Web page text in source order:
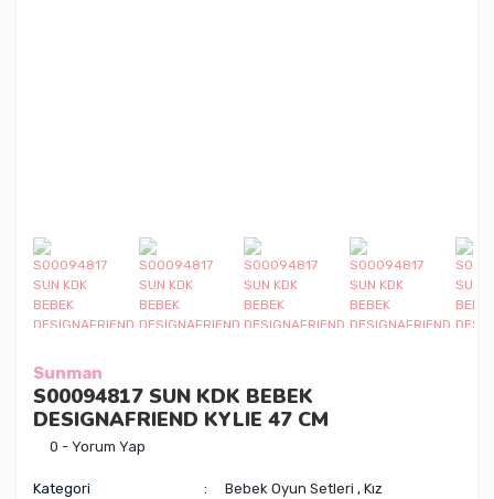
Sunman
S00094817 SUN KDK BEBEK
DESIGNAFRIEND KYLIE 47 CM
0 - Yorum Yap
Kategori Bebek Oyun Setleri ,Kız